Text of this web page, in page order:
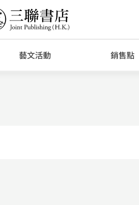
藝文活動 銷售點